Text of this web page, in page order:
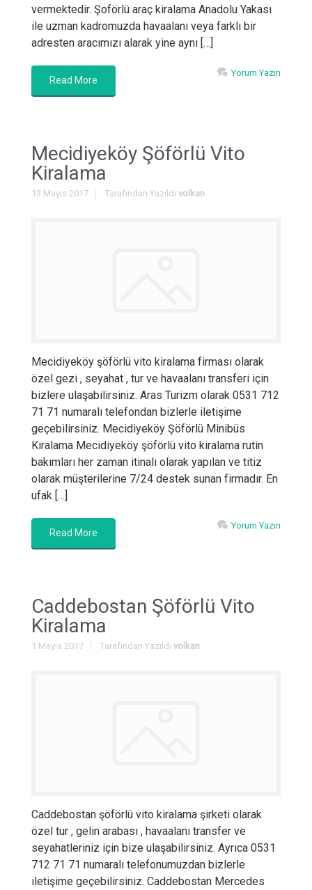
vermektedir. Şoförlü araç kiralama Anadolu Yakası
ile uzman kadromuzda havaalanı veya farklı bir
adresten aracımızı alarak yine aynı […]
Read More
Yorum Yazın
Mecidiyeköy Şöförlü Vito
Kiralama
13 Mayıs 2017 Tarafından Yazıldı volkan
Mecidiyeköy şöförlü vito kiralama firması olarak
özel gezi , seyahat , tur ve havaalanı transferi için
bizlere ulaşabilirsiniz. Aras Turizm olarak 0531 712
71 71 numaralı telefondan bizlerle iletişime
geçebilirsiniz. Mecidiyeköy Şöförlü Minibüs
Kiralama Mecidiyeköy şöförlü vito kiralama rutin
bakımları her zaman itinalı olarak yapılan ve titiz
olarak müşterilerine 7/24 destek sunan firmadır. En
ufak […]
Read More
Yorum Yazın
Caddebostan Şöförlü Vito
Kiralama
1 Mayıs 2017 Tarafından Yazıldı volkan
Caddebostan şöförlü vito kiralama şirketi olarak
özel tur , gelin arabası , havaalanı transfer ve
seyahatleriniz için bize ulaşabilirsiniz. Ayrıca 0531
712 71 71 numaralı telefonumuzdan bizlerle
iletişime geçebilirsiniz. Caddebostan Mercedes